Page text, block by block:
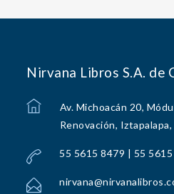
Nirvana Libros S.A. de
Av. Michoacán 20,
Renovación,
55 5615 8479 | 55